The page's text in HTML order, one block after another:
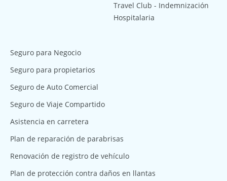
Travel Club - Indemnización
Hospitalaria
Seguro para Negocio
Seguro para propietarios
Seguro de Auto Comercial
Seguro de Viaje Compartido
Asistencia en carretera
Plan de reparación de parabrisas
Renovación de registro de vehículo
Plan de protección contra daños en llantas